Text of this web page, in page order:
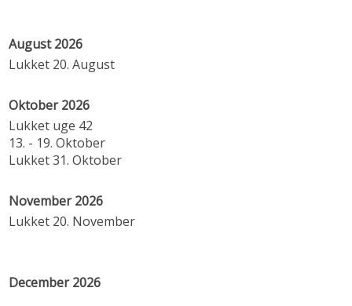
August 2026
Lukket 20. August
Oktober 2026
Lukket uge 42
13. - 19. Oktober
Lukket 31. Oktober
November 2026
Lukket 20. November
December 2026